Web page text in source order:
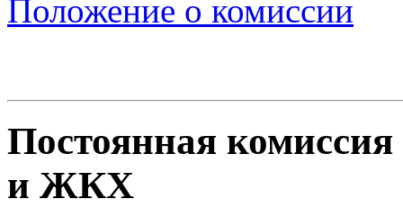
Положение о комиссии
Постоянная комиссия
и ЖКХ